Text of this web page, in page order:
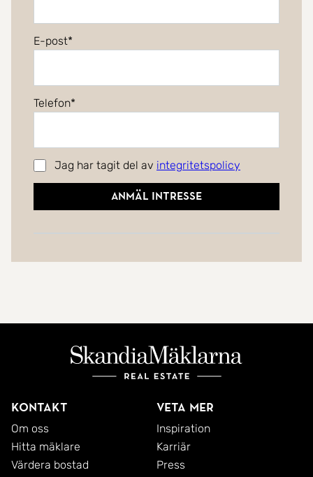
E-post
Telefon
Jag har tagit del av integritetspolicy
Anmäl intresse
Kontakt
Om oss
Hitta mäklare
Värdera bostad
Veta mer
Inspiration
Karriär
Press